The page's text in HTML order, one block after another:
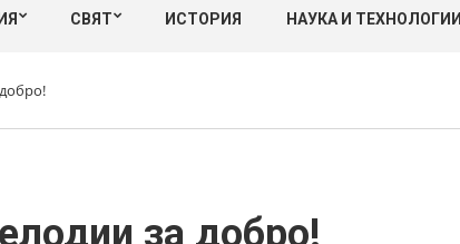
СВЯТ ИСТОРИЯ НАУКА И ТЕХНОЛОГИИ
за добро!